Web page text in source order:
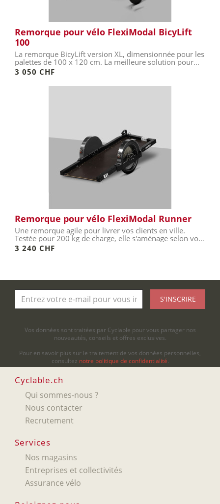
Remorque pour vélo FlexiModal BicyLift
100
La remorque BicyLift version XL, dimensionnée pour les
palettes de 100 x 120 cm. La meilleure solution pour...
3 050 CHF
Remorque pour vélo FlexiModal Runner
Une remorque agile pour livrer vos clients en ville.
Testée pour 200 kg de charge, elle s'aménage selon vos
besoins...
3 240 CHF
S'INSCRIRE
Vos données sont traitées par Cyclable pour vous partager nos
nouveautés, conseils et offres exclusives.
Pour en savoir plus sur le traitement de vos données personnelles,
consultez notre politique de confidentialité.
Cyclable.ch
Qui sommes-nous ?
Nous contacter
Recrutement
Services
Nos magasins
Entreprises et collectivités
Assurance vélo